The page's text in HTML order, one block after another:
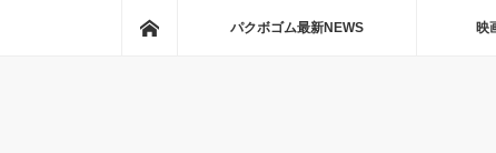
パクボゴム最新NEWS 映